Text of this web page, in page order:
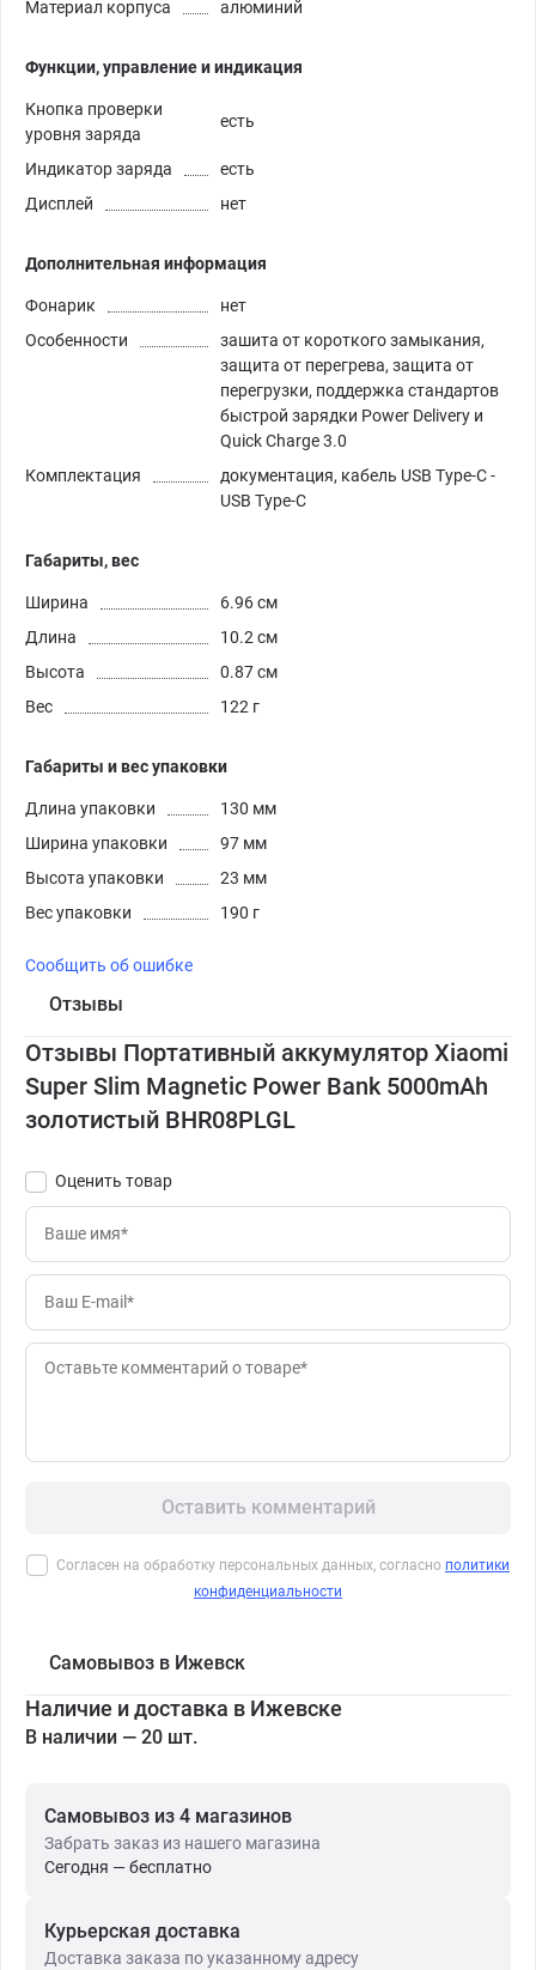
Материал корпуса алюминий
Функции, управление и индикация
Кнопка проверки
уровня заряда
есть
Индикатор заряда
есть
Дисплей
нет
Дополнительная информация
Фонарик
нет
Особенности
зашита от короткого замыкания,
защита от перегрева, защита от
перегрузки, поддержка стандартов
быстрой зарядки Power Delivery и
Quick Charge 3.0
Комплектация
документация, кабель USB Type-C -
USB Type-C
Габариты, вес
Ширина
6.96 см
Длина
10.2 см
Высота
0.87 см
Вес
122 г
Габариты и вес упаковки
Длина упаковки
130 мм
Ширина упаковки
97 мм
Высота упаковки
23 мм
Вес упаковки
190 г
Сообщить об ошибке
Отзывы
Отзывы Портативный аккумулятор Xiaomi
Super Slim Magnetic Power Bank 5000mAh
золотистый BHR08PLGL
Оценить товар
Оставить комментарий
Согласен на обработку персональных данных, согласно политики
конфиденциальности
Самовывоз в Ижевск
Наличие и доставка в Ижевске
В наличии — 20 шт.
Самовывоз из 4 магазинов
Забрать заказ из нашего магазина
Сегодня — бесплатно
Курьерская доставка
Доставка заказа по указанному адресу